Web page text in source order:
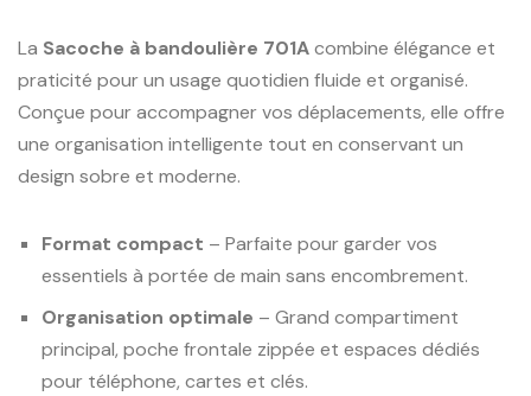
La Sacoche à bandoulière 701Acombine élégance et
praticité pour un usage quotidien fluide et organisé.
Conçue pour accompagner vos déplacements, elle offre
une organisation intelligente tout en conservant un
design sobre et moderne.
Format compact – Parfaite pour garder vos
essentiels à portée de main sans encombrement.
Organisation optimale – Grand compartiment
principal, poche frontale zippée et espaces dédiés
pour téléphone, cartes et clés.